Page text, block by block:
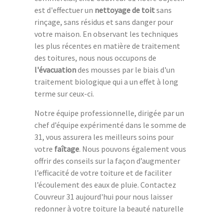
est d'effectuer un nettoyage de toitsans
rinçage, sans résidus et sans danger pour
votre maison. En observant les techniques
les plus récentes en matière de traitement
des toitures, nous nous occupons de
l'évacuationdes mousses par le biais d'un
traitement biologique qui a un effet à long
terme sur ceux-ci.
Notre équipe professionnelle, dirigée par un
chef d’équipe expérimenté dans le somme de
31, vous assurera les meilleurs soins pour
votre faîtage. Nous pouvons également vous
offrir des conseils sur la façon d’augmenter
l’efficacité de votre toiture et de faciliter
l’écoulement des eaux de pluie. Contactez
Couvreur 31 aujourd'hui pour nous laisser
redonner à votre toiture la beauté naturelle